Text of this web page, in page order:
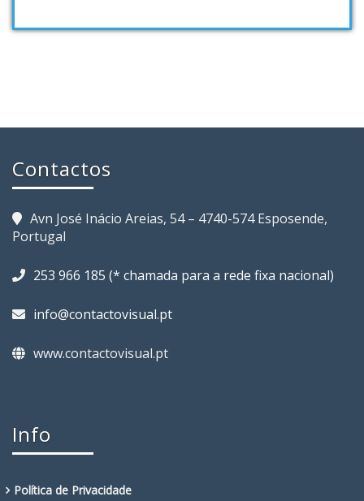
Contactos
Avn José Inácio Areias, 54 – 4740-574 Esposende,
Portugal
253 966 185 (* chamada para a rede fixa nacional)
info@contactovisual.pt
www.contactovisual.pt
Info
Política de Privacidade